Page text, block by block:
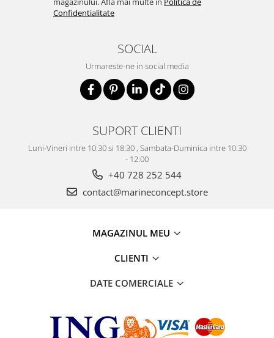
Confidentialitate
SOCIAL
Urmareste-ne in social media
SUPORT CLIENTI
Luni-Vineri intre 10:30 si 18:30 , Sambata-Duminica intre 10:30
- 12:00
+40 728 252 544
contact@marineconcept.store
MAGAZINUL MEU
CLIENTI
DATE COMERCIALE